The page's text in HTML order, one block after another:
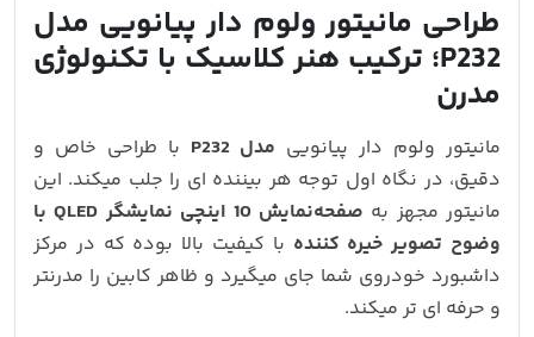
طراحی مانیتور ولوم‌ دار پیانویی مدل
P232؛ ترکیب هنر کلاسیک با تکنولوژی
مدرن
مانیتور ولوم‌ دار پیانویی مدل P232
با طراحی خاص و
دقیق، در نگاه اول توجه هر بیننده‌ ای را جلب میکند. این
مانیتور مجهز به
صفحه‌نمایش 10 اینچی نمایشگر QLED با
وضوح تصویر خیره کننده با کیفیت بالا بوده که در مرکز
داشبورد خودروی شما جای میگیرد و ظاهر کابین را مدرنتر
و حرفه‌ ای‌ تر میکند.